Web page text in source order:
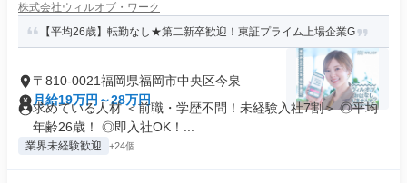
株式会社ウィルオブ・ワーク
【平均26歳】転勤なし★第二新卒歓迎！東証プライム上場企業G
〒810-0021福岡県福岡市中央区今泉
月給19万円～28万円
求めている人材 ＜前職・学歴不問！未経験入社7割＞ ◎平均
年齢26歳！ ◎即入社OK！...
業界未経験歓迎 +24個